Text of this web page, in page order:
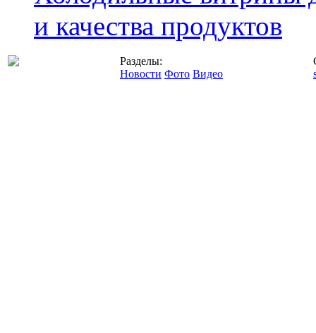
и качества продуктов
Разделы:
Новости Фото Видео